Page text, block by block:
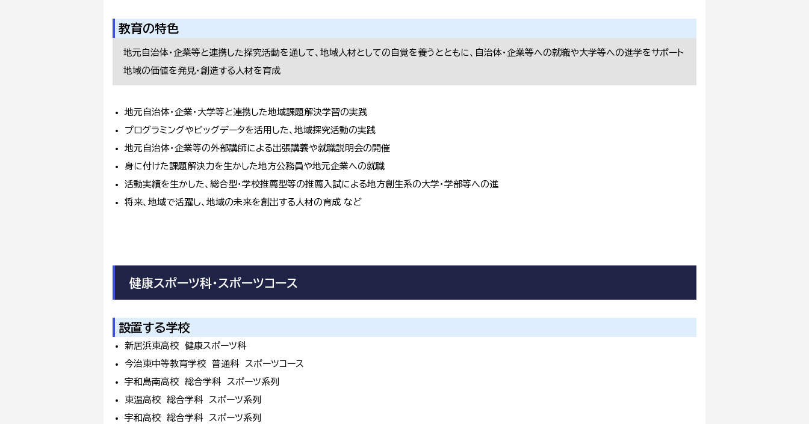
教育の特色
地元自治体・企業等と連携した探究活動を通して、地域人材としての自覚を養うとともに、自治体・企業等への就職や大学等への進学をサポート
地域の価値を発見・創造する人材を育成
地元自治体・企業・大学等と連携した地域課題解決学習の実践
プログラミングやビッグデータを活用した、地域探究活動の実践
地元自治体・企業等の外部講師による出張講義や就職説明会の開催
身に付けた課題解決力を生かした地方公務員や地元企業への就職
活動実績を生かした、総合型・学校推薦型等の推薦入試による地方創生系の大学・学部等への進
将来、地域で活躍し、地域の未来を創出する人材の育成 など
健康スポーツ科・スポーツコース
設置する学校
新居浜東高校 健康スポーツ科
今治東中等教育学校 普通科 スポーツコース
宇和島南高校 総合学科 スポーツ系列
東温高校 総合学科 スポーツ系列
宇和高校 総合学科 スポーツ系列